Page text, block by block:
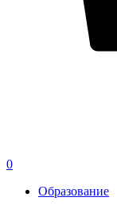
0
Образование